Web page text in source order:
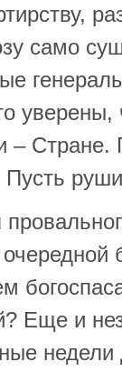
само
уверены,
– Стране.
Пусть
Еще и